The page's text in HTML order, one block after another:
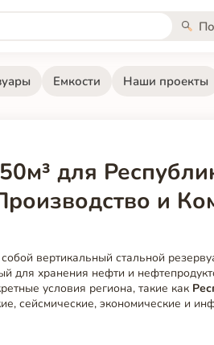
Емкости Наши проекты
для
и
вертикальный стальной
для хранения нефти и
условия региона, такие как
сейсмические, экономические и